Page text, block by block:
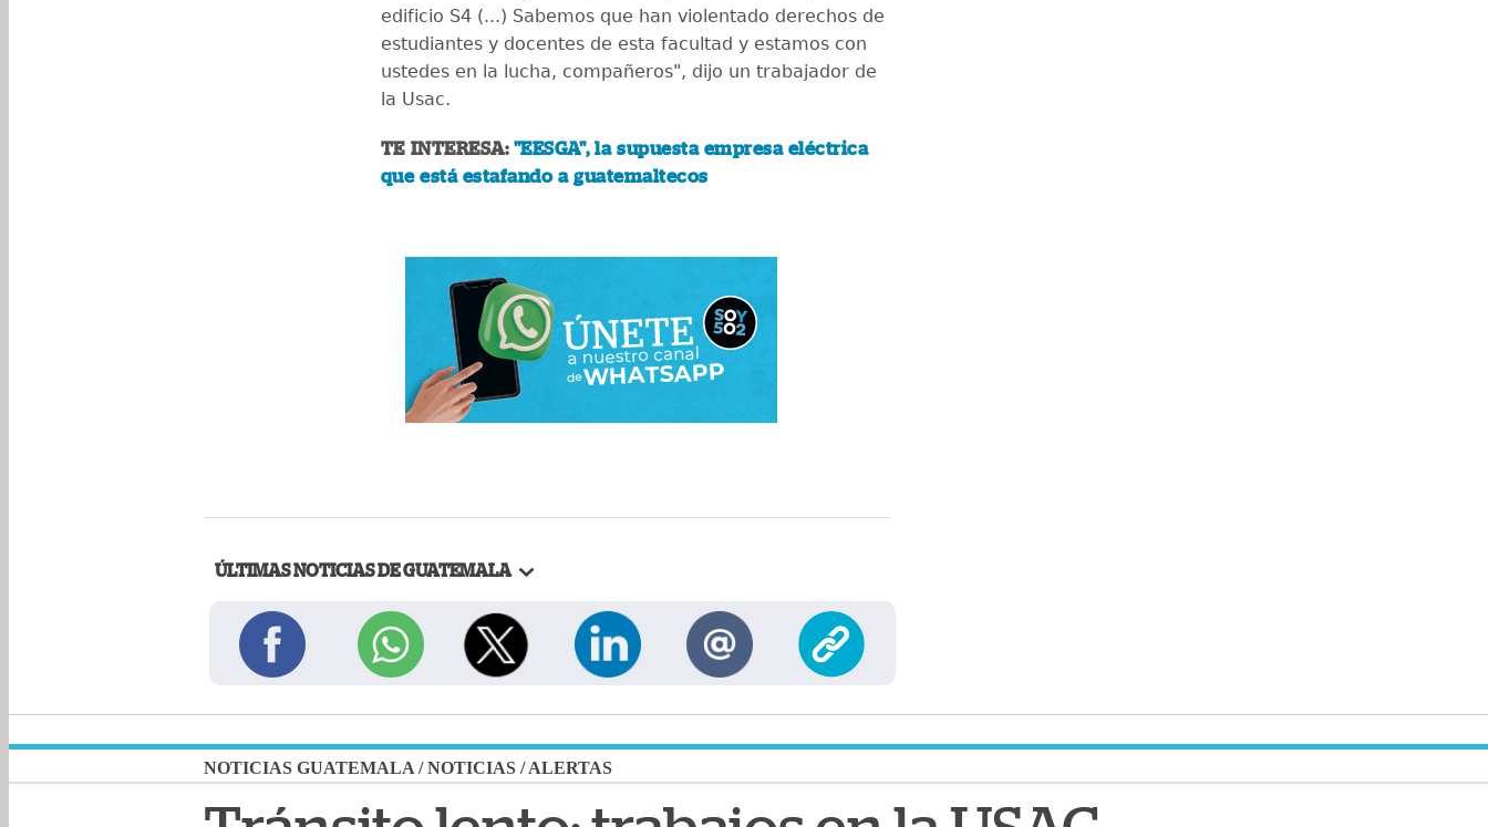
edificio S4 (...) Sabemos que han violentado derechos de
estudiantes y docentes de esta facultad y estamos con
ustedes en la lucha, compañeros", dijo un trabajador de
la Usac.
TE INTERESA: "EESGA", la supuesta empresa eléctrica
que está estafando a guatemaltecos
ÚLTIMAS NOTICIAS DE GUATEMALA
NOTICIAS GUATEMALA /NOTICIAS /ALERTAS